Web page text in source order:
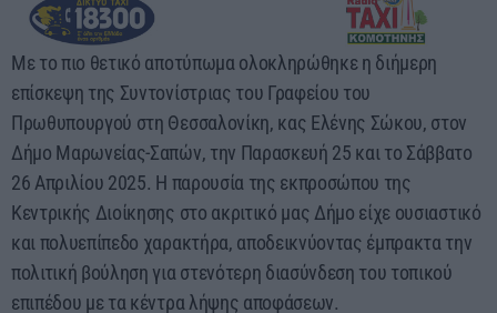
Με το πιο θετικό αποτύπωμα ολοκληρώθηκε η διήμερη
επίσκεψη της Συντονίστριας του Γραφείου του
Πρωθυπουργού στη Θεσσαλονίκη, κας Ελένης Σώκου, στον
Δήμο Μαρωνείας-Σαπών, την Παρασκευή 25 και το Σάββατο
26 Απριλίου 2025. Η παρουσία της εκπροσώπου της
Κεντρικής Διοίκησης στο ακριτικό μας Δήμο είχε ουσιαστικό
και πολυεπίπεδο χαρακτήρα, αποδεικνύοντας έμπρακτα την
πολιτική βούληση για στενότερη διασύνδεση του τοπικού
επιπέδου με τα κέντρα λήψης αποφάσεων.